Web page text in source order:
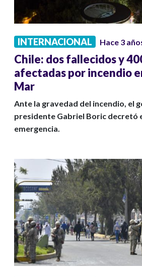
INTERNACIONAL Hace 3
Chile: dos fallecidos y
afectadas por incendio
Mar
Ante la gravedad del incendio, el
presidente Gabriel Boric decretó
emergencia.